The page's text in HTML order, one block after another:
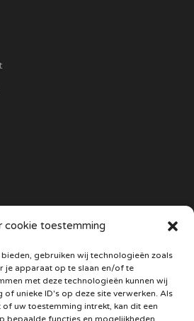
cookie toestemming
gebruiken wij technologieën zoals
je apparaat op te slaan en/of te
met deze technologieën kunnen wij
unieke ID's op deze site verwerken. Als
uw toestemming intrekt, kan dit een
bepaalde functies en mogelijkheden.